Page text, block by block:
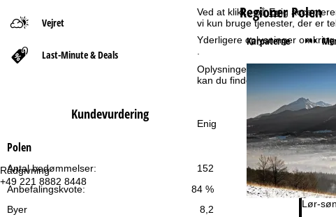
Ved at klikke påEnig
vi kun bruge tjenester, der er
Yderligere oplysninger
.
Oplysninger om den
kan du finde i vores
erklæring
Enig
Rådgivning
+49 221 8882 8448
Man-
Fre:
Lør-
Vejret
Last-Minute & Deals
Kundevurdering
Polen
152
Antal bedømmelser:
84 %
Anbefalingskvote:
Byer
8,2
s
Regioner Polen
Karpaterne •••